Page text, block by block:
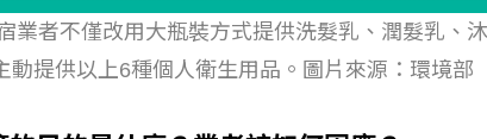
業者不僅改用大瓶裝方式提供洗髮乳、潤髮乳、
提供以上6種個人衛生用品。圖片來源：環境部